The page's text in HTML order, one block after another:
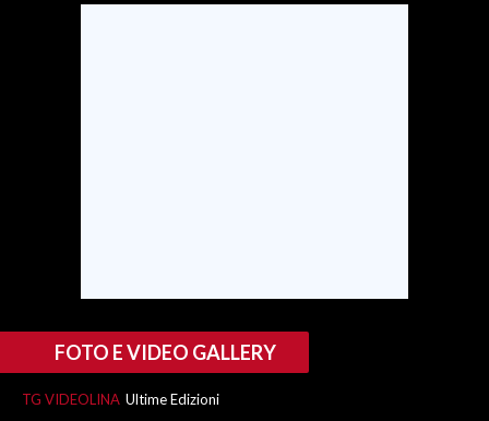
INSULARITÀ
FOTO E VIDEO GALLERY
TG VIDEOLINA Ultime Edizioni